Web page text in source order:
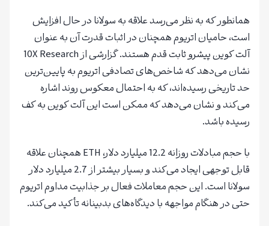
همانطور که به نظر می‌رسد علاقه به سولانا در حال افزایش
است، حامیان اتریوم همچنان در اثبات قدرت آن به عنوان
آلت کوین پیشرو ثابت قدم هستند. گزارشی از 10X Research
نشان می‌دهد که شاخص‌های تصادفی اتریوم به پایین‌ترین
حد تاریخی رسیده‌اند، که به احتمال معکوس روند اشاره
می‌کند و نشان می‌دهد که ممکن است این آلت کوین به کف
رسیده باشد.
با حجم مبادلات روزانه 12.2 میلیارد دلار، ETH همچنان علاقه
قابل توجهی ایجاد می‌کند و بسیار بیشتر از 2.7 میلیارد دلار
سولانا است. این حجم معاملات فعال بر جذابیت مداوم اتریوم
حتی در هنگام مواجهه با دیدگاه‌های بدبینانه تأکید می‌کند.